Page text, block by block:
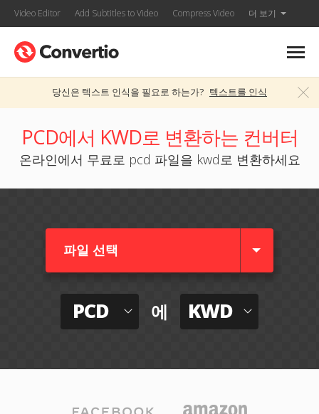
Video Editor Add Subtitles to Video Compress Video 더 보기
당신은 텍스트 인식을 필요로 하는가? 텍스트를 인식
PCD에서 KWD로 변환하는 컨버터
온라인에서 무료로 pcd 파일을 kwd로 변환하세요
파일 선택
PCD 에 KWD